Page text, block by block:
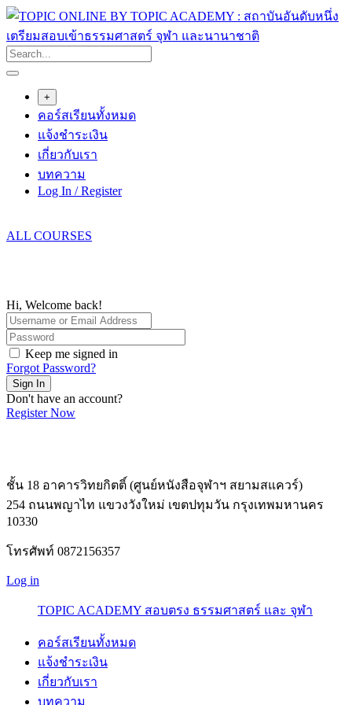
Skip
content
+
คอร์สเรียนทั้งหมด
แจ้งชำระเงิน
เกี่ยวกับเรา
บทความ
Log In / Register
ALL COURSES
Hi, Welcome back!
Keep me signed in
Forgot Password?
Sign In
Don't have an account?
Register Now
ชั้น 18 อาคารวิทยกิตติ์ (ศูนย์หนังสือจุฬาฯ สยามสแควร์)
254 ถนนพญาไท แขวงวังใหม่ เขตปทุมวัน กรุงเทพมหานคร
10330
โทรศัพท์ 0872156357
Log in
TOPIC ACADEMY สอบตรง ธรรมศาสตร์ และ จุฬา
คอร์สเรียนทั้งหมด
แจ้งชำระเงิน
เกี่ยวกับเรา
บทความ